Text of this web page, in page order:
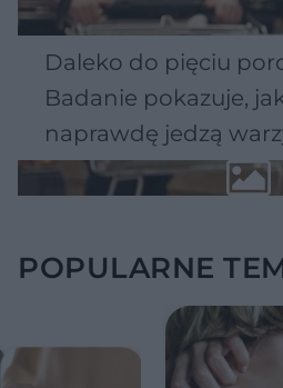
Daleko do pięciu
Badanie pokazuje,
naprawdę jedzą
POPULARNE